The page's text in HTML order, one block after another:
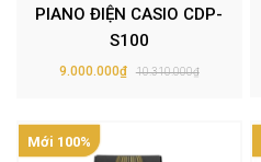
PIANO ĐIỆN CASIO CDP-
S100
9.000.000₫ 10.310.000₫
Mới 100%